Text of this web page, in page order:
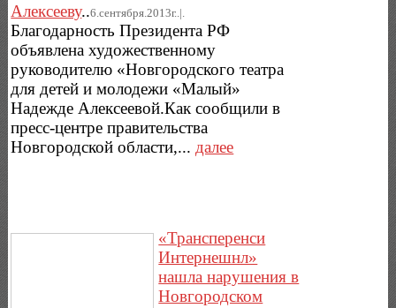
Алексееву..6.сентября.2013г..|.
Благодарность Президента РФ
объявлена художественному
руководителю «Новгородского театра
для детей и молодежи «Малый»
Надежде Алексеевой.Как сообщили в
пресс-центре правительства
Новгородской области,... далее
«Трансперенси
Интернешнл»
нашла нарушения в
Новгородском